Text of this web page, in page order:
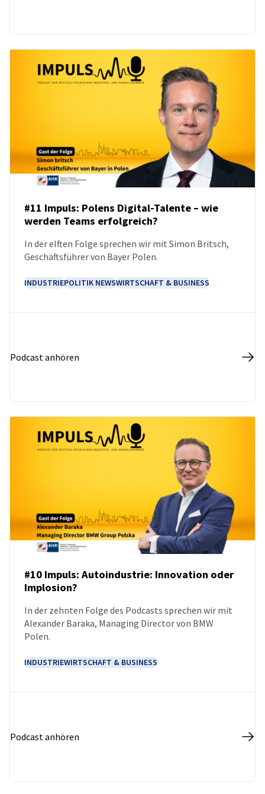
#11 Impuls: Polens Digital-Talente – wie
werden Teams erfolgreich?
In der elften Folge sprechen wir mit Simon Britsch,
Geschäftsführer von Bayer Polen.
INDUSTRIEPOLITIK NEWSWIRTSCHAFT & BUSINESS
Podcast anhören
#10 Impuls: Autoindustrie: Innovation oder
Implosion?
In der zehnten Folge des Podcasts sprechen wir mit
Alexander Baraka, Managing Director von BMW
Polen.
INDUSTRIEWIRTSCHAFT & BUSINESS
Podcast anhören